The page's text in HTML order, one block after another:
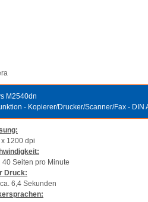
M2540dn
- Kopierer/Drucker/Scanner/Fax - DIN
1200 dpi
40 Seiten pro Minute
Druck:
6,4 Sekunden